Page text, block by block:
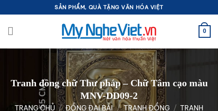
qua
nội
SẢN PHẨM, QUÀ TẶNG VĂN HÓA VIỆT
0
Tranh đồng chữ Thư pháp – Chữ Tâm cạo màu
MNV-DD09-2
TRANG CHỦ / ĐỒNG ĐẠI BÁI / TRANH ĐỒNG / TRANH